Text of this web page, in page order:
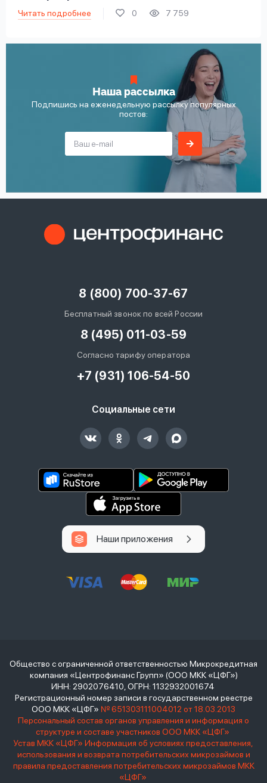
Читать подробнее 0 7 759
Наша рассылка
Подпишись на еженедельную рассылку популярных
постов:
8 (800) 700-37-67
Бесплатный звонок по всей России
8 (495) 011-03-59
Согласно тарифу оператора
+7 (931) 106-54-50
Социальные сети
Наши приложения
Общество с ограниченной ответственностью Микрокредитная
компания «Центрофинанс Групп» (ООО МКК «ЦФГ»)
ИНН: 2902076410, ОГРН: 1132932001674
Регистрационный номер записи в государственном реестре
ООО МКК «ЦФГ» № 651303111004012 от 18.03.2013
Персональный состав органов управления и информация о
структуре и составе участников ООО МКК «ЦФГ»
Устав МКК «ЦФГ» Информация об условиях предоставления,
использования и возврата потребительских микрозаймов и
правила предоставления потребительских микрозаймов МКК
«ЦФГ»